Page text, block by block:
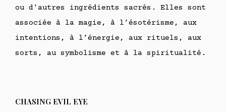
ou d'autres ingrédients sacrés. Elles sont
associée à la magie, à l’ésotérisme, aux
intentions, à l’énergie, aux rituels, aux
sorts, au symbolisme et à la spiritualité.
CHASING EVIL EYE